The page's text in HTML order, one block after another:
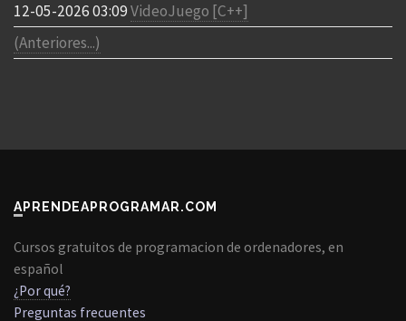
12-05-2026 03:09VideoJuego [C++]
(Anteriores...)
APRENDEAPROGRAMAR.COM
Cursos gratuitos de programacion de ordenadores, en
español
¿Por qué?
Preguntas frecuentes